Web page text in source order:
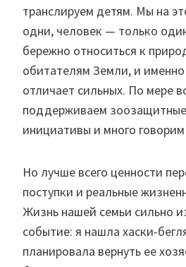
транслируем детям. Мы на
одни, человек — только
бережно относиться к
обитателям Земли, и
отличает сильных. По мере
поддерживаем
инициативы и много
Но лучше всего ценности
поступки и реальные
Жизнь нашей семьи сильно
событие: я нашла хаски-
планировала вернуть ее